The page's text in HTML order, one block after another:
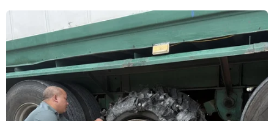
07/08/2026 12:46
Phép thử sức chống chịu của kinh tế
ASEAN
07/08/2026 12:35